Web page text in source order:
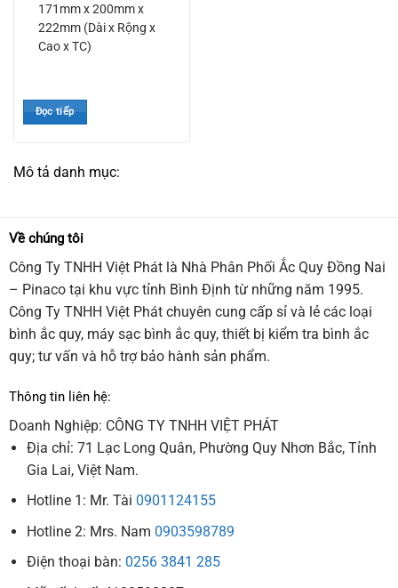
171mm x 200mm x
222mm (Dài x Rộng x
Cao x TC)
Đọc tiếp
Mô tả danh mục:
Về chúng tôi
Công Ty TNHH Việt Phát là Nhà Phân Phối Ắc Quy Đồng Nai
– Pinaco tại khu vực tỉnh Bình Định từ những năm 1995.
Công Ty TNHH Việt Phát chuyên cung cấp sỉ và lẻ các loại
bình ắc quy, máy sạc bình ắc quy, thiết bị kiểm tra bình ắc
quy; tư vấn và hỗ trợ bảo hành sản phẩm.
Thông tin liên hệ:
Doanh Nghiệp: CÔNG TY TNHH VIỆT PHÁT
Địa chỉ: 71 Lạc Long Quân, Phường Quy Nhơn Bắc, Tỉnh
Gia Lai, Việt Nam.
Hotline 1: Mr. Tài 0901124155
Hotline 2: Mrs. Nam 0903598789
Điện thoại bàn: 0256 3841 285